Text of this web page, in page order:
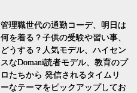
管理職世代の通勤コーデ、明日は
何を着る？子供の受験や習い事、
どうする？人気モデル、ハイセン
スなDomani読者モデル、教育のプ
ロたちから 発信されるタイムリ
ーなテーマをピックアップしてお